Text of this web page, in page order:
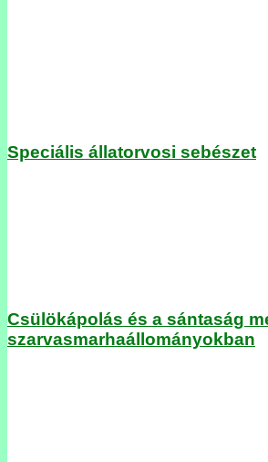
Speciális állatorvosi sebészet
Csülökápolás és a sántaság
szarvasmarhaállományokban